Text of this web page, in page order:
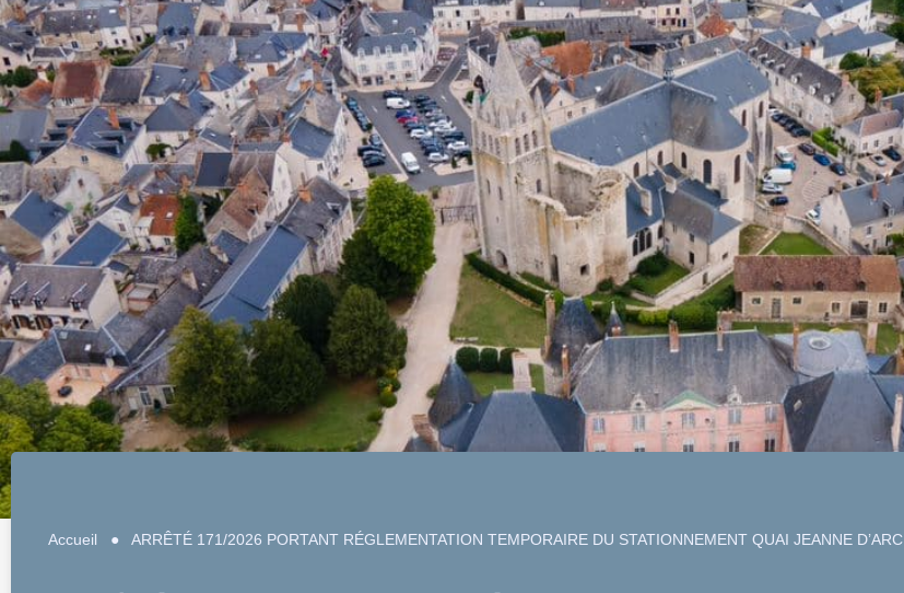
Accueil ● ARRÊTÉ 171/2026 PORTANT RÉGLEMENTATION TEMPORAIRE DU STATIONNEMENT QUAI JEANNE D’ARC